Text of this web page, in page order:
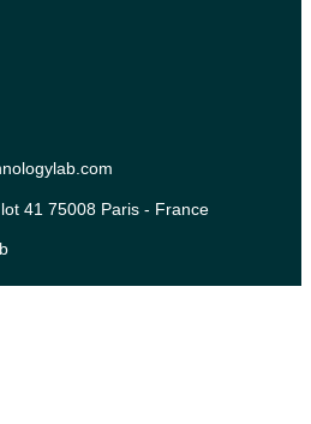
41 75008 Paris - France